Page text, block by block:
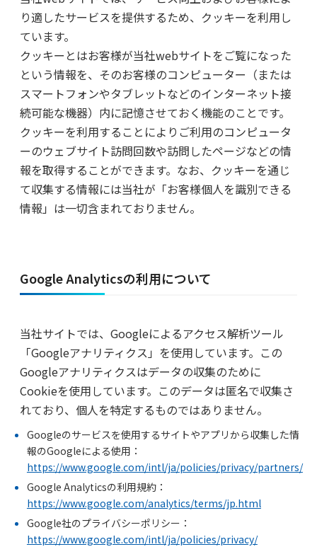
り適したサービスを提供するため、クッキーを利用し
ています。
クッキーとはお客様が当社webサイトをご覧になった
という情報を、そのお客様のコンピューター（または
スマートフォンやタブレットなどのインターネット接
続可能な機器）内に記憶させておく機能のことです。
クッキーを利用することによりご利用のコンピュータ
ーのウェブサイト訪問回数や訪問したページなどの情
報を取得することができます。なお、クッキーを通じ
て収集する情報には当社が「お客様個人を識別できる
情報」は一切含まれておりません。
Google Analyticsの利用について
当社サイトでは、Googleによるアクセス解析ツール
「Googleアナリティクス」を使用しています。この
Googleアナリティクスはデータの収集のために
Cookieを使用しています。このデータは匿名で収集さ
れており、個人を特定するものではありません。
Googleのサービスを使用するサイトやアプリから収集した情
報のGoogleによる使用：
https://www.google.com/intl/ja/policies/privacy/partners/
Google Analyticsの利用規約：
https://www.google.com/analytics/terms/jp.html
Google社のプライバシーポリシー：
https://www.google.com/intl/ja/policies/privacy/